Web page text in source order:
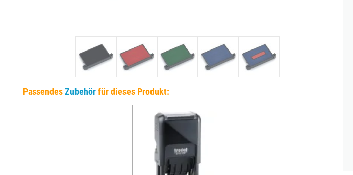
PassendesZubehörfür dieses Produkt: